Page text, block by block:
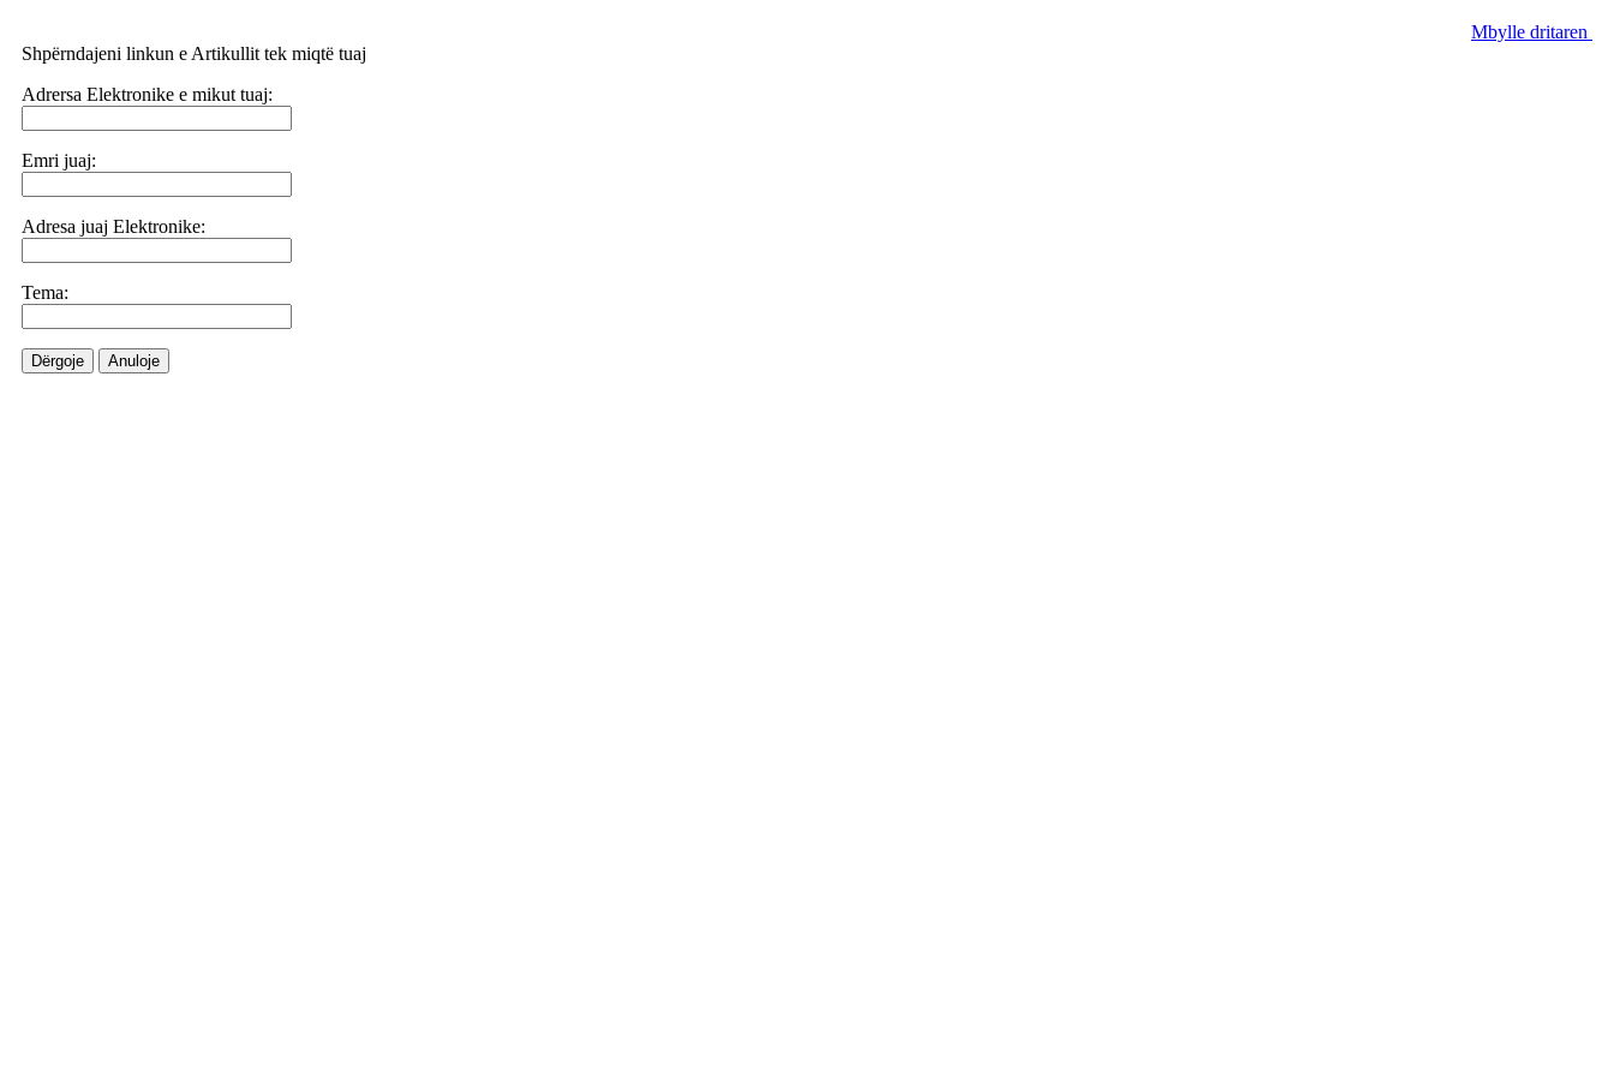
Mbylle dritaren
Shpërndajeni linkun e Artikullit tek miqtë tuaj
Adrersa Elektronike e mikut tuaj:
Emri juaj:
Adresa juaj Elektronike:
Tema:
Dërgoje Anuloje